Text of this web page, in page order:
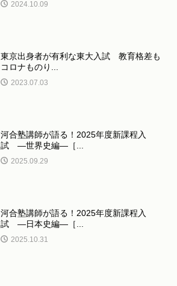
2024.10.09
東京出身者が有利な東大入試 教育格差も
コロナものり...
2023.07.03
河合塾講師が語る！2025年度新課程入
試 ―世界史編―［...
2025.09.29
河合塾講師が語る！2025年度新課程入
試 ―日本史編―［...
2025.10.31